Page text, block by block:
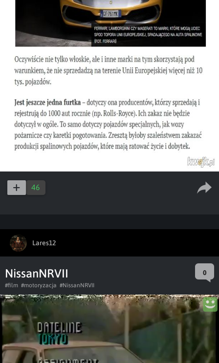
46
Lares12
NissanNRVII 0
#film #motoryzacja #NissanNRVII